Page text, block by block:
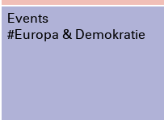
Events
#Europa & Demokratie